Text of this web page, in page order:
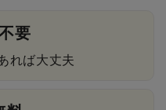
要
れば大丈夫